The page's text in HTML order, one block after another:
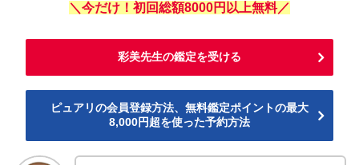
＼今だけ！初回総額8000円以上無料／
彩美先生の鑑定を受ける
ピュアリの会員登録方法、無料鑑定ポイントの最大
8,000円超を使った予約方法